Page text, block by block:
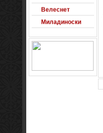
Велеснет
Миладиноски
Оксиморон